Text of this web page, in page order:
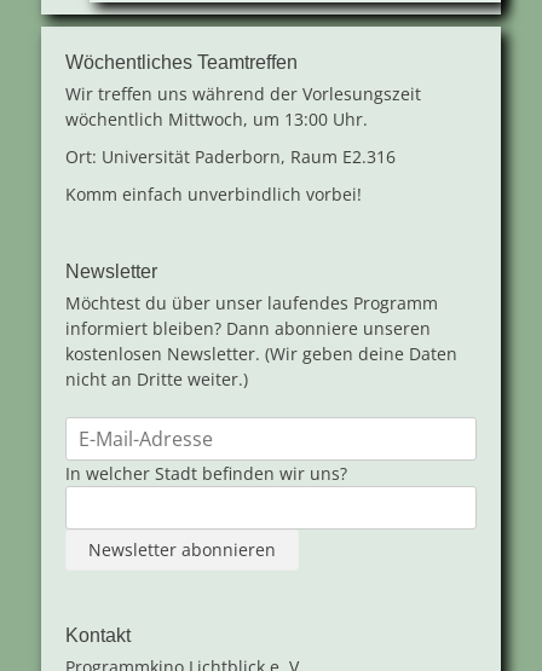
Wöchentliches Teamtreffen
Wir treffen uns während der Vorlesungszeit
wöchentlich Mittwoch, um 13:00 Uhr.
Ort: Universität Paderborn, Raum E2.316
Komm einfach unverbindlich vorbei!
Newsletter
Möchtest du über unser laufendes Programm
informiert bleiben? Dann abonniere unseren
kostenlosen Newsletter. (Wir geben deine Daten
nicht an Dritte weiter.)
In welcher Stadt befinden wir uns?
Kontakt
Programmkino Lichtblick e. V.